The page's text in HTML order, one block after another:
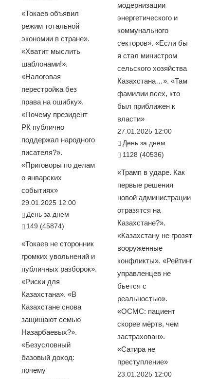
«Токаев объявил
режим тотальной
экономии в стране».
«Хватит мыслить
шаблонами!».
«Налоговая
перестройка без
права на ошибку».
«Почему президент
РК публично
поддержал народного
писателя?».
«Приговоры по делам
о январских
событиях»
29.01.2025 12:00
День за днем
149 (45874)
«Токаев не сторонник
громких увольнений и
публичных разборок».
«Риски для
Казахстана». «В
Казахстане снова
защищают семью
Назарбаевых?».
«Безусловный
базовый доход:
почему
модернизации
энергетического и
коммунального
секторов». «Если бы
я стал министром
сельского хозяйства
Казахстана…». «Там
фамилии всех, кто
был приближен к
власти»
27.01.2025 12:00
День за днем
1128 (40536)
«Трамп в ударе. Как
первые решения
новой администрации
отразятся на
Казахстане?».
«Казахстану не грозят
вооруженные
конфликты». «Рейтинг
управленцев не
бьется с
реальностью».
«ОСМС: пациент
скорее мёртв, чем
застрахован».
«Сатира не
преступление»
23.01.2025 12:00